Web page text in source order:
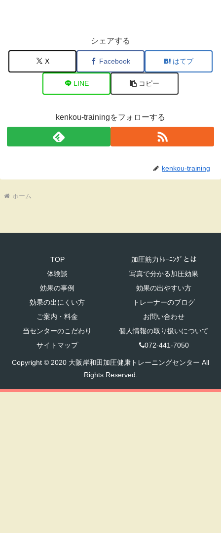
シェアする
X Facebook はてブ
LINE コピー
kenkou-trainingをフォローする
kenkou-training
ホーム
TOP
加圧筋力ﾄﾚｰﾆﾝｸﾞとは
体験談
写真で分かる加圧効果
効果の事例
効果の出やすい方
効果の出にくい方
トレーナーのブログ
ご案内・料金
お問い合わせ
当センターのこだわり
個人情報の取り扱いについて
サイトマップ
072-441-7050
Copyright © 2020 大阪岸和田加圧健康トレーニングセンター All
Rights Reserved.